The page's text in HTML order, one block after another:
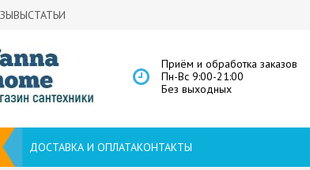
СТАТЬИ
Приём и обработка заказов
Пн-Вс 9:00-21:00
Без выходных
ДОСТАВКА И ОПЛАТАКОНТАКТЫ